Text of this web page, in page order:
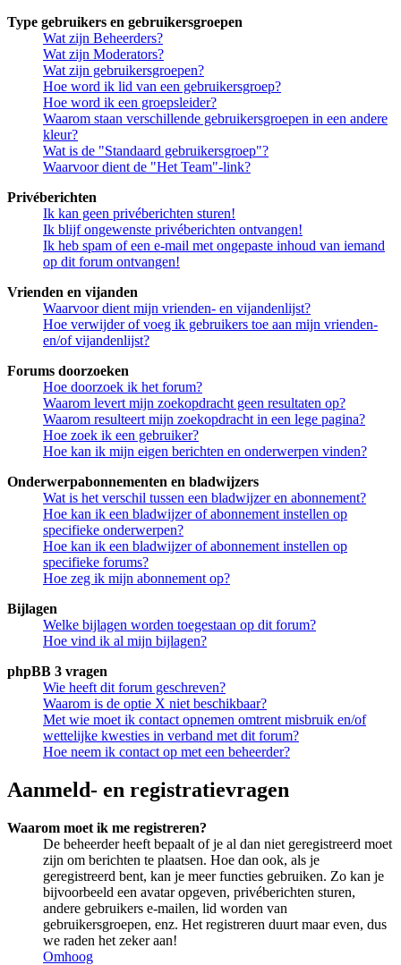
Type gebruikers en gebruikersgroepen
Wat zijn Beheerders?
Wat zijn Moderators?
Wat zijn gebruikersgroepen?
Hoe word ik lid van een gebruikersgroep?
Hoe word ik een groepsleider?
Waarom staan verschillende gebruikersgroepen in een andere
kleur?
Wat is de "Standaard gebruikersgroep"?
Waarvoor dient de "Het Team"-link?
Privéberichten
Ik kan geen privéberichten sturen!
Ik blijf ongewenste privéberichten ontvangen!
Ik heb spam of een e-mail met ongepaste inhoud van iemand
op dit forum ontvangen!
Vrienden en vijanden
Waarvoor dient mijn vrienden- en vijandenlijst?
Hoe verwijder of voeg ik gebruikers toe aan mijn vrienden-
en/of vijandenlijst?
Forums doorzoeken
Hoe doorzoek ik het forum?
Waarom levert mijn zoekopdracht geen resultaten op?
Waarom resulteert mijn zoekopdracht in een lege pagina?
Hoe zoek ik een gebruiker?
Hoe kan ik mijn eigen berichten en onderwerpen vinden?
Onderwerpabonnementen en bladwijzers
Wat is het verschil tussen een bladwijzer en abonnement?
Hoe kan ik een bladwijzer of abonnement instellen op
specifieke onderwerpen?
Hoe kan ik een bladwijzer of abonnement instellen op
specifieke forums?
Hoe zeg ik mijn abonnement op?
Bijlagen
Welke bijlagen worden toegestaan op dit forum?
Hoe vind ik al mijn bijlagen?
phpBB 3 vragen
Wie heeft dit forum geschreven?
Waarom is de optie X niet beschikbaar?
Met wie moet ik contact opnemen omtrent misbruik en/of
wettelijke kwesties in verband met dit forum?
Hoe neem ik contact op met een beheerder?
Aanmeld- en registratievragen
Waarom moet ik me registreren?
De beheerder heeft bepaalt of je al dan niet geregistreerd moet
zijn om berichten te plaatsen. Hoe dan ook, als je
geregistreerd bent, kan je meer functies gebruiken. Zo kan je
bijvoorbeeld een avatar opgeven, privéberichten sturen,
andere gebruikers e-mailen, lid worden van
gebruikersgroepen, enz. Het registreren duurt maar even, dus
we raden het zeker aan!
Omhoog